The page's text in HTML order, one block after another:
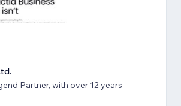
Partner, with over 12 years